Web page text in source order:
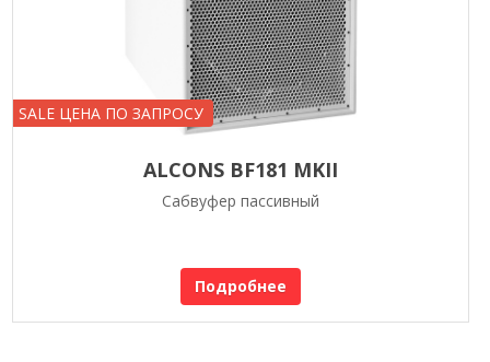
SALE ЦЕНА ПО ЗАПРОСУ
ALCONS BF181 MKII
Сабвуфер пассивный
Подробнее